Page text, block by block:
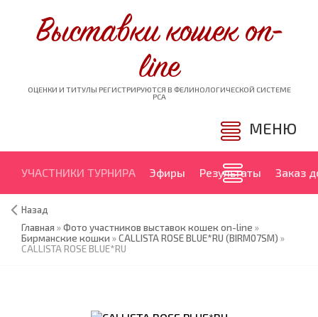
Выставки кошек on-
line
ОЦЕНКИ И ТИТУЛЫ РЕГИСТРИРУЮТСЯ В ФЕЛИНОЛОГИЧЕСКОЙ СИСТЕМЕ
PCA
МЕНЮ
УЧАСТНИКИ ТУРНИРА Эфиры Результаты Заказ
Назад
Главная »Фото участников выставок кошек on-line »
Бирманские кошки »CALLISTA ROSE BLUE*RU (BIRM07SM) »
CALLISTA ROSE BLUE*RU